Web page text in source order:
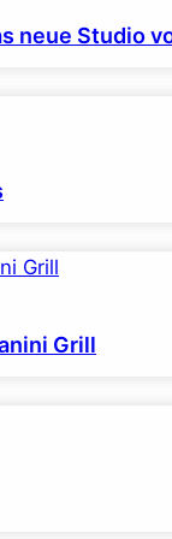
neue Studio
Grill